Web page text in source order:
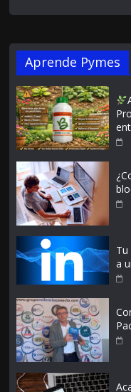
Aprende Pymes
a